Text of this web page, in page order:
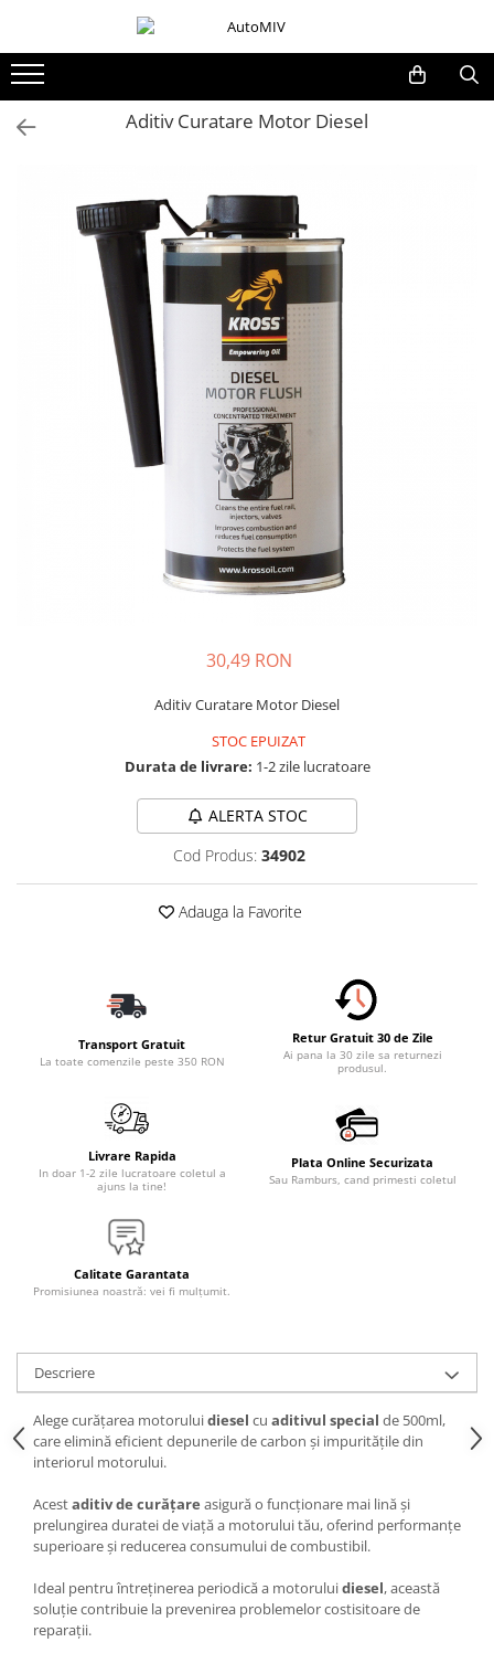
Oferta Saptamanii
Bloc Lumini
Butoane Reglare Oglinzi
Seturi Butoane
Butoane Blocare/Deblocare
Buton Clapeta Rezervor
Buton Portbagaj
Alte Butoane/Comutatoare
Accesorii Auto Exterior
Accesorii Interior Auto
Tavite Portbagaj Dedicate
Accesorii Electronice Auto
Accesorii pentru Roti si Anvelope
Organizatoare Auto
Iluminat Auto
Proiectoare
Becuri Auto
Piese Auto
Piese Caroserie
Amortizoare Capota
Pompa Spalator Parbriz
Accesorii Camioane
Lampi si Proiectoare Camion
Marcaje si Echipamente de
Siguranta
Aditiv Curatare Motor Diesel
30,49 RON
Aditiv Curatare Motor Diesel
STOC EPUIZAT
Durata de livrare: 1-2 zile lucratoare
ALERTA STOC
Cod Produs: 34902
Adauga la Favorite
Transport Gratuit
La toate comenzile peste 350 RON
Retur Gratuit 30 de Zile
Ai pana la 30 zile sa returnezi
produsul.
Livrare Rapida
In doar 1-2 zile lucratoare coletul a
ajuns la tine!
Plata Online Securizata
Sau Ramburs, cand primesti coletul
Calitate Garantata
Promisiunea noastră: vei fi mulțumit.
Descriere
Alege curățarea motoruluidiesel cu aditivul special de 500ml,
care elimină eficient depunerile de carbon și impuritățile din
interiorul motorului.
Acestaditiv de curățare asigură o funcționare mai lină și
prelungirea duratei de viață a motorului tău, oferind performanțe
superioare și reducerea consumului de combustibil.
Ideal pentru întreținerea periodică a motoruluidiesel, această
soluție contribuie la prevenirea problemelor costisitoare de
reparații.